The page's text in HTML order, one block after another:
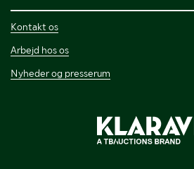
Kontakt os
Arbejd hos os
Nyheder og presserum